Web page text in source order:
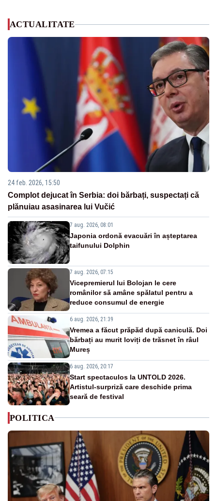
ACTUALITATE
24 feb. 2026, 15:50
Complot dejucat în Serbia: doi bărbați, suspectați că
plănuiau asasinarea lui Vučić
7 aug. 2026, 08:01
Japonia ordonă evacuări în așteptarea
taifunului Dolphin
7 aug. 2026, 07:15
Vicepremierul lui Bolojan le cere
românilor să amâne spălatul pentru a
reduce consumul de energie
6 aug. 2026, 21:39
Vremea a făcut prăpăd după caniculă. Doi
bărbați au murit loviți de trăsnet în râul
Mureș
6 aug. 2026, 20:17
Start spectaculos la UNTOLD 2026.
Artistul-surpriză care deschide prima
seară de festival
POLITICA